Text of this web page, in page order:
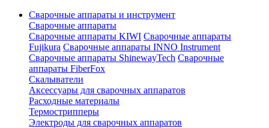
Сварочные аппараты и инструмент
Сварочные аппараты
Сварочные аппараты KIWI Сварочные аппараты
Fujikura Сварочные аппараты INNO Instrument
Сварочные аппараты ShinewayTech Cварочные
аппараты FiberFox
Скалыватели
Аксессуары для сварочных аппаратов
Расходные материалы
Термострипперы
Электроды для сварочных аппаратов